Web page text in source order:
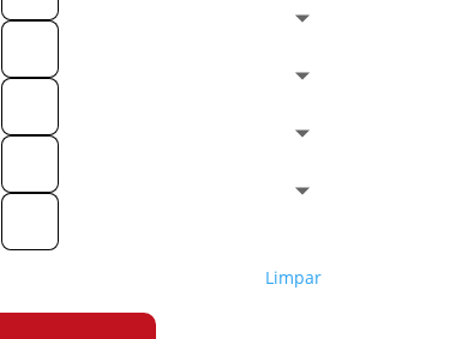
Limpar